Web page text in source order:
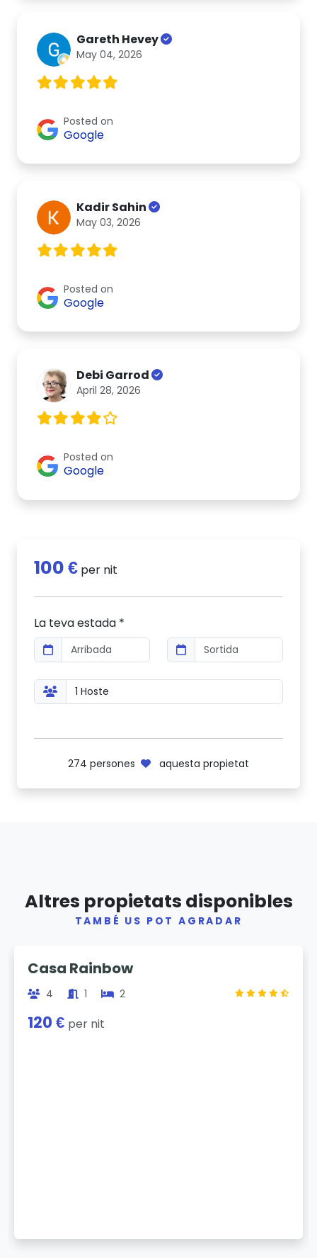
Gareth Hevey
May 04, 2026
Posted on
Google
Kadir Sahin
May 03, 2026
Posted on
Google
Debi Garrod
April 28, 2026
Posted on
Google
100 € per nit
La teva estada *
274 persones aquesta propietat
Altres propietats disponibles
TAMBÉ US POT AGRADAR
Casa Rainbow
4 1 2
120 € per nit